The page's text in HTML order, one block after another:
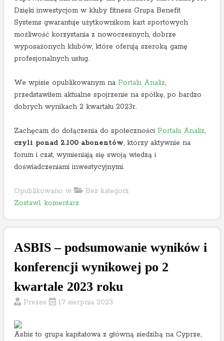
Dzięki inwestycjom w kluby fitness Grupa Benefit
Systems gwarantuje użytkownikom kart sportowych
możliwość korzystania z nowoczesnych, dobrze
wyposażonych klubów, które oferują szeroką gamę
profesjonalnych usług.
We wpisie opublikowanym na Portalu Analiz,
przedstawiłem aktualne spojrzenie na spółkę, po bardzo
dobrych wynikach 2 kwartału 2023r.
Zachęcam do dołączenia do społeczności Portalu Analiz,
czyli ponad 2.100 abonentów, którzy aktywnie na
forum i czat, wymieniają się swoją wiedzą i
doświadczeniami inwestycyjnymi.
Opublikowano w
Bez kategorii
Zostaw1 komentarzo
B
n
i
w
ASBIS – podsumowanie wyników i
konferencji wynikowej po 2
kwartale 2023 roku
Prezes 17 sierpnia 2023
Asbis to grupa kapitałowa z główną siedzibą na Cyprze,